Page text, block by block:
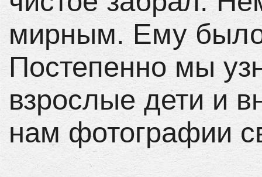
мирным. Ему
Постепенно мы
взрослые дети и
нам фотографии